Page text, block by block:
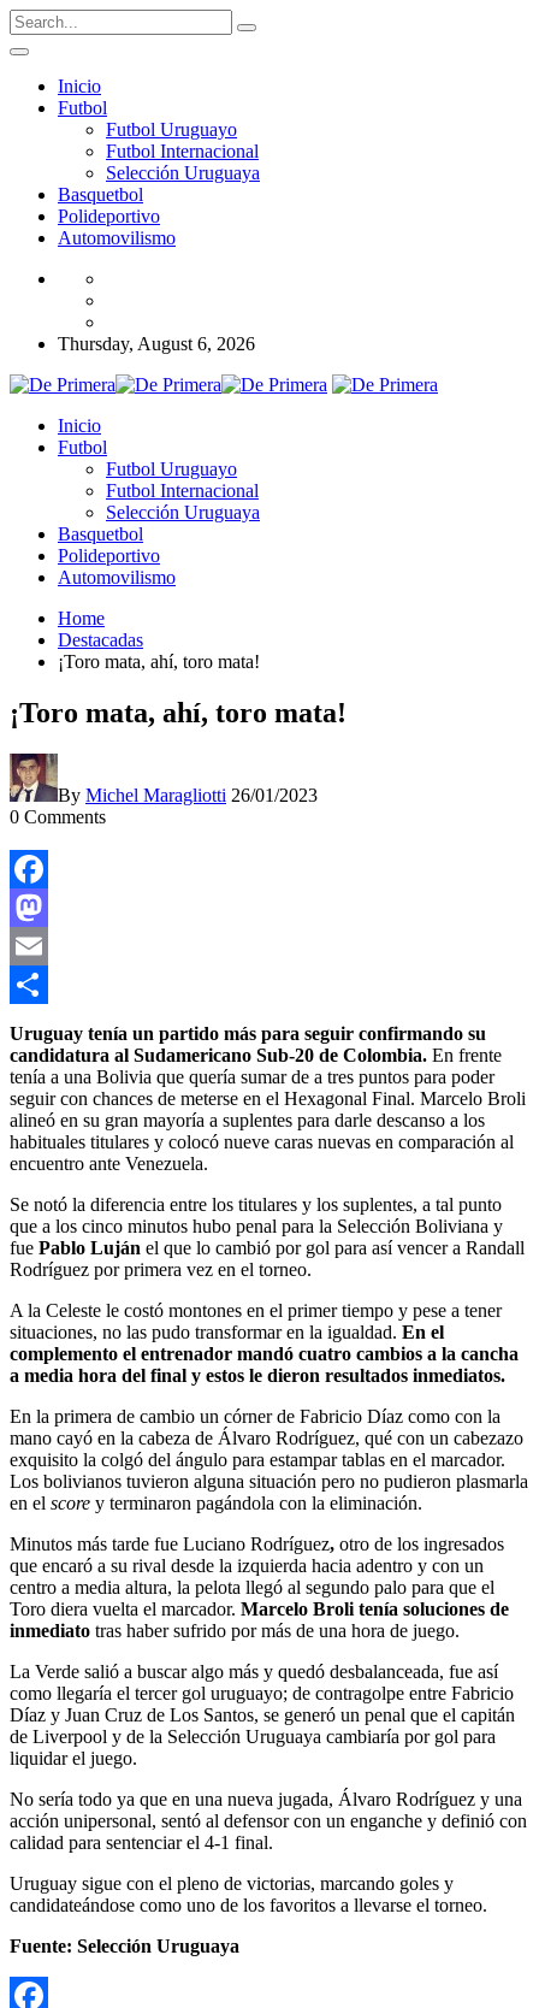
Inicio
Futbol
Futbol Uruguayo
Futbol Internacional
Selección Uruguaya
Basquetbol
Polideportivo
Automovilismo
Thursday, August 6, 2026
Inicio
Futbol
Futbol Uruguayo
Futbol Internacional
Selección Uruguaya
Basquetbol
Polideportivo
Automovilismo
Home
Destacadas
¡Toro mata, ahí, toro mata!
¡Toro mata, ahí, toro mata!
By Michel Maragliotti 26/01/2023
0 Comments
Facebook
Mastodon
Email
Compartir
Uruguay tenía un partido más para seguir confirmando su
candidatura al Sudamericano Sub-20 de Colombia. En frente
tenía a una Bolivia que quería sumar de a tres puntos para poder
seguir con chances de meterse en el Hexagonal Final. Marcelo Broli
alineó en su gran mayoría a suplentes para darle descanso a los
habituales titulares y colocó nueve caras nuevas en comparación al
encuentro ante Venezuela.
Se notó la diferencia entre los titulares y los suplentes, a tal punto
que a los cinco minutos hubo penal para la Selección Boliviana y
fue Pablo Luján el que lo cambió por gol para así vencer a Randall
Rodríguez por primera vez en el torneo.
A la Celeste le costó montones en el primer tiempo y pese a tener
situaciones, no las pudo transformar en la igualdad. En el
complemento el entrenador mandó cuatro cambios a la cancha
a media hora del final y estos le dieron resultados inmediatos.
En la primera de cambio un córner de Fabricio Díaz como con la
mano cayó en la cabeza de Álvaro Rodríguez, qué con un cabezazo
exquisito la colgó del ángulo para estampar tablas en el marcador.
Los bolivianos tuvieron alguna situación pero no pudieron plasmarla
en el score y terminaron pagándola con la eliminación.
Minutos más tarde fue Luciano Rodríguez, otro de los ingresados
que encaró a su rival desde la izquierda hacia adentro y con un
centro a media altura, la pelota llegó al segundo palo para que el
Toro diera vuelta el marcador. Marcelo Broli tenía soluciones de
inmediato tras haber sufrido por más de una hora de juego.
La Verde salió a buscar algo más y quedó desbalanceada, fue así
como llegaría el tercer gol uruguayo; de contragolpe entre Fabricio
Díaz y Juan Cruz de Los Santos, se generó un penal que el capitán
de Liverpool y de la Selección Uruguaya cambiaría por gol para
liquidar el juego.
No sería todo ya que en una nueva jugada, Álvaro Rodríguez y una
acción unipersonal, sentó al defensor con un enganche y definió con
calidad para sentenciar el 4-1 final.
Uruguay sigue con el pleno de victorias, marcando goles y
candidateándose como uno de los favoritos a llevarse el torneo.
Fuente: Selección Uruguaya